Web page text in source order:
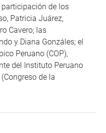
participación de los
Patricia Juárez,
Cavero; las
y Diana Gonzáles; el
Peruano (COP),
del Instituto Peruano
de la